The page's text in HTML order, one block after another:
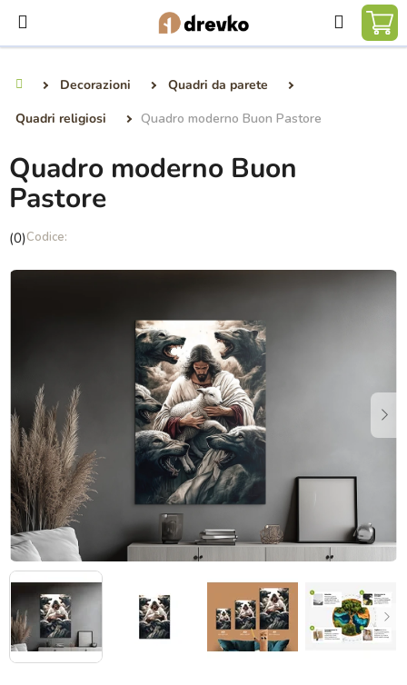
contenuto
Ricerca
Decorazioni
Quadri da parete
Quadri religiosi
Quadro moderno Buon Pastore
Quadro moderno Buon
Pastore
La
media
stelle.
(0)